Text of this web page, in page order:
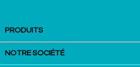
PRODUITS
NOTRE SOCIÉTÉ